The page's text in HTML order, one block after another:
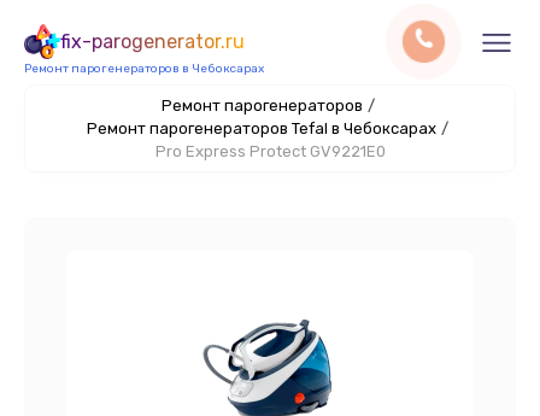
fix-parogenerator.ru
Ремонт парогенераторов в Чебоксарах
Ремонт парогенераторов /
Ремонт парогенераторов Tefal в Чебоксарах /
Pro Express Protect GV9221E0